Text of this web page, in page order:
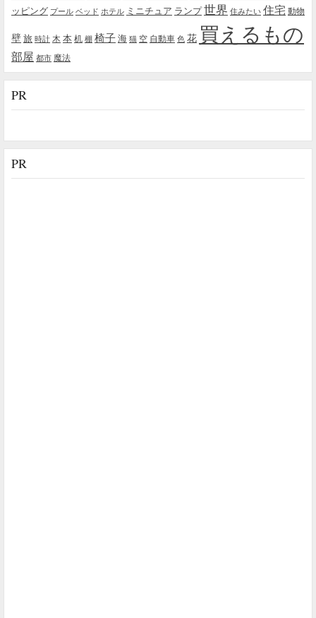
ッピング プール ベッド ホテル ミニチュア ランプ世界 住みたい 住宅 動物
壁旅 時計 木 本机 棚 椅子海 猫 空 自動車 色 花 買えるもの
部屋 都市 魔法
PR
PR